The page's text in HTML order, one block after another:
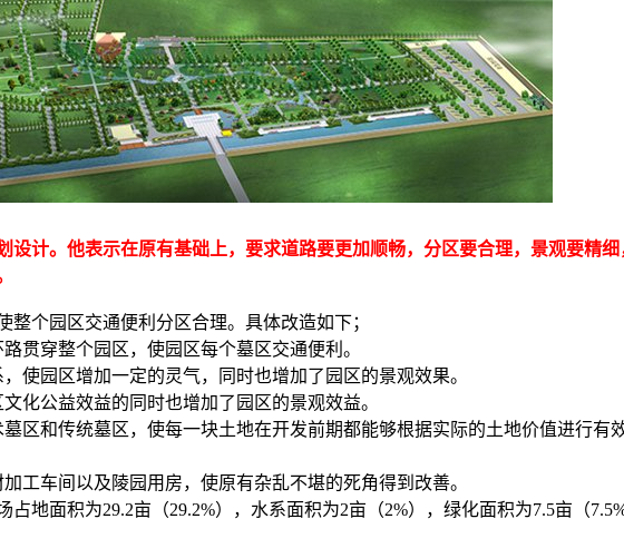
设计。他表示在原有基础上，要求道路要更加顺畅，分区要合理，景观要精
个园区交通便利分区合理。具体改造如下；
贯穿整个园区，使园区每个墓区交通便利。
使园区增加一定的灵气，同时也增加了园区的景观效果。
化公益效益的同时也增加了园区的景观效益。
区和传统墓区，使每一块土地在开发前期都能够根据实际的土地价值进行有
工车间以及陵园用房，使原有杂乱不堪的死角得到改善。
地面积为29.2亩（29.2%），水系面积为2亩（2%），绿化面积为7.5亩（